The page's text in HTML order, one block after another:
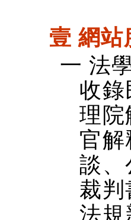
壹 網站
一 法
收錄
理院
官解
談、
裁判
法規